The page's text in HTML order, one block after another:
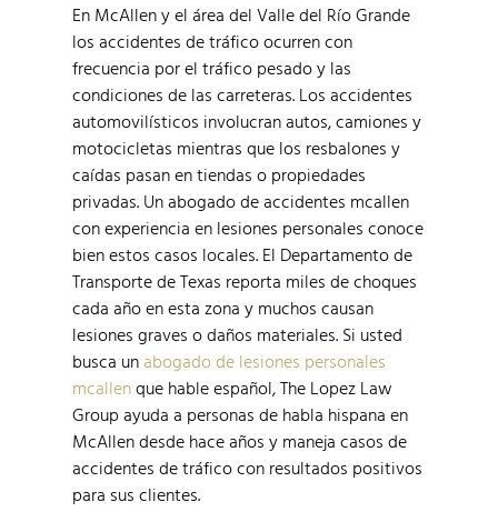
En McAllen y el área del Valle del Río Grande
los accidentes de tráfico ocurren con
frecuencia por el tráfico pesado y las
condiciones de las carreteras. Los accidentes
automovilísticos involucran autos, camiones y
motocicletas mientras que los resbalones y
caídas pasan en tiendas o propiedades
privadas. Un abogado de accidentes mcallen
con experiencia en lesiones personales conoce
bien estos casos locales. El Departamento de
Transporte de Texas reporta miles de choques
cada año en esta zona y muchos causan
lesiones graves o daños materiales. Si usted
busca un abogado de lesiones personales
mcallenque hable español, The Lopez Law
Group ayuda a personas de habla hispana en
McAllen desde hace años y maneja casos de
accidentes de tráfico con resultados positivos
para sus clientes.